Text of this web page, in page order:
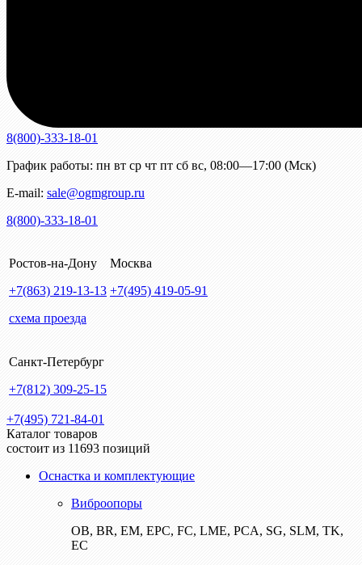
8(800)-333-18-01
График работы: пн вт ср чт пт сб вс, 08:00—17:00 (Мск)
E-mail: sale@ogmgroup.ru
8(800)-333-18-01
Ростов-на-Дону
+7(863) 219-13-13
схема проезда
Москва
+7(495) 419-05-91
Санкт-Петербург
+7(812) 309-25-15
+7(495) 721-84-01
Каталог товаров
состоит из 11693 позиций
Оснастка и комплектующие
Виброопоры
ОВ, BR, EM, EPC, FC, LME, PCA, SG, SLM, TK,
EC